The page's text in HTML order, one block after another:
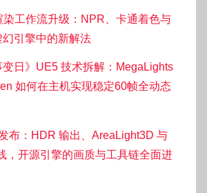
染工作流升级：NPR、卡通着色与
引擎中的新解法
变日》UE5 技术拆解：MegaLights
如何在主机实现稳定60帧全动态
布：HDR 输出、AreaLight3D 与
，开源引擎的画质与工具链全面进